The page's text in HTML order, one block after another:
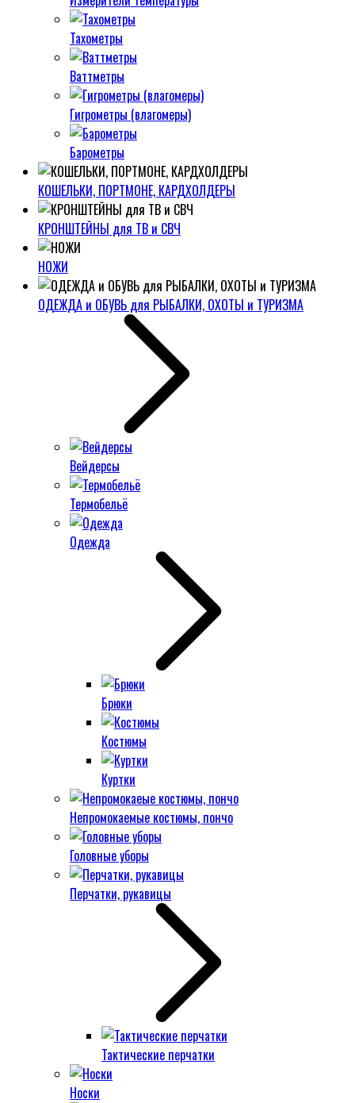
Тахометры
Ваттметры
Гигрометры (влагомеры)
Барометры
КОШЕЛЬКИ, ПОРТМОНЕ, КАРДХОЛДЕРЫ
КРОНШТЕЙНЫ для ТВ и СВЧ
НОЖИ
ОДЕЖДА и ОБУВЬ для РЫБАЛКИ, ОХОТЫ и ТУРИЗМА
Вейдерсы
Термобельё
Одежда
Брюки
Костюмы
Куртки
Непромокаемые костюмы, пончо
Головные уборы
Перчатки, рукавицы
Тактические перчатки
Носки